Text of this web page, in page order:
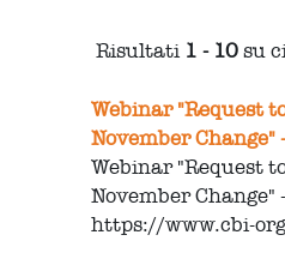
Risultati 1 - 10su
Webinar "Request
November
Webinar "Request
November
https://www.cbi-